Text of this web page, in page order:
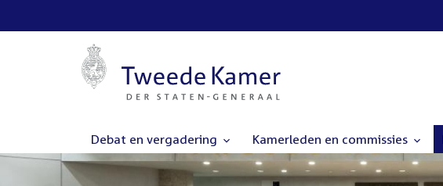
Debat en vergadering Kamerleden en commissies